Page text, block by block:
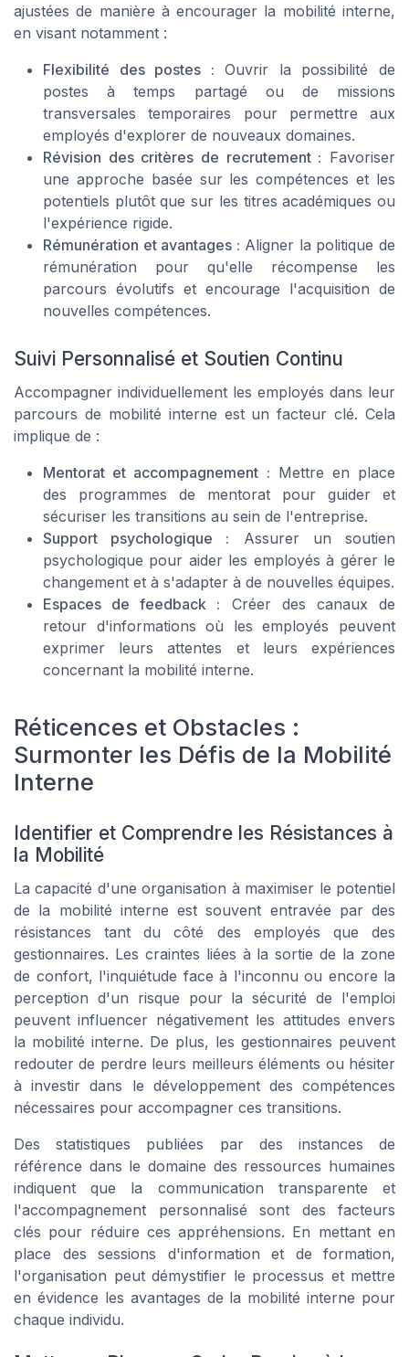
ajustées de manière à encourager la mobilité interne,
en visant notamment :
Flexibilité des postes : Ouvrir la possibilité de
postes à temps partagé ou de missions
transversales temporaires pour permettre aux
employés d'explorer de nouveaux domaines.
Révision des critères de recrutement : Favoriser
une approche basée sur les compétences et les
potentiels plutôt que sur les titres académiques ou
l'expérience rigide.
Rémunération et avantages : Aligner la politique de
rémunération pour qu'elle récompense les
parcours évolutifs et encourage l'acquisition de
nouvelles compétences.
Suivi Personnalisé et Soutien Continu
Accompagner individuellement les employés dans leur
parcours de mobilité interne est un facteur clé. Cela
implique de :
Mentorat et accompagnement : Mettre en place
des programmes de mentorat pour guider et
sécuriser les transitions au sein de l'entreprise.
Support psychologique : Assurer un soutien
psychologique pour aider les employés à gérer le
changement et à s'adapter à de nouvelles équipes.
Espaces de feedback : Créer des canaux de
retour d'informations où les employés peuvent
exprimer leurs attentes et leurs expériences
concernant la mobilité interne.
Réticences et Obstacles :
Surmonter les Défis de la Mobilité
Interne
Identifier et Comprendre les Résistances à
la Mobilité
La capacité d'une organisation à maximiser le potentiel
de la mobilité interne est souvent entravée par des
résistances tant du côté des employés que des
gestionnaires. Les craintes liées à la sortie de la zone
de confort, l'inquiétude face à l'inconnu ou encore la
perception d'un risque pour la sécurité de l'emploi
peuvent influencer négativement les attitudes envers
la mobilité interne. De plus, les gestionnaires peuvent
redouter de perdre leurs meilleurs éléments ou hésiter
à investir dans le développement des compétences
nécessaires pour accompagner ces transitions.
Des statistiques publiées par des instances de
référence dans le domaine des ressources humaines
indiquent que la communication transparente et
l'accompagnement personnalisé sont des facteurs
clés pour réduire ces appréhensions. En mettant en
place des sessions d'information et de formation,
l'organisation peut démystifier le processus et mettre
en évidence les avantages de la mobilité interne pour
chaque individu.